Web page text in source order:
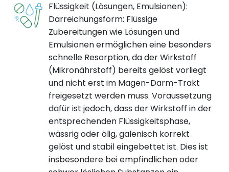
Flüssigkeit (Lösungen, Emulsionen):
Darreichungsform: Flüssige
Zubereitungen wie Lösungen und
Emulsionen ermöglichen eine besonders
schnelle Resorption, da der Wirkstoff
(Mikronährstoff) bereits gelöst vorliegt
und nicht erst im Magen-Darm-Trakt
freigesetzt werden muss. Voraussetzung
dafür ist jedoch, dass der Wirkstoff in der
entsprechenden Flüssigkeitsphase,
wässrig oder ölig, galenisch korrekt
gelöst und stabil eingebettet ist. Dies ist
insbesondere bei empfindlichen oder